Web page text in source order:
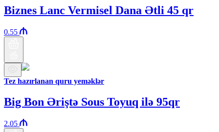
Biznes Lanc Vermisel Dana Ətli 45 qr
0.55
Tez hazırlanan quru yeməklər
Big Bon Əriştə Sous Toyuq ilə 95qr
2.05